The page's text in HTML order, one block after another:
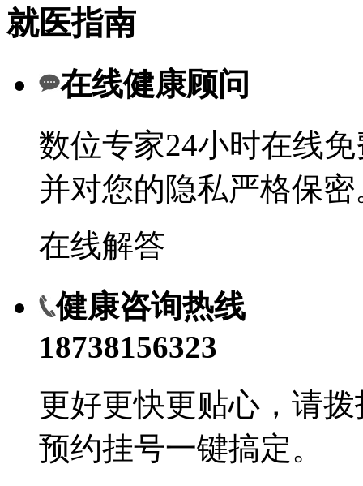
就医指南
在线健康顾问
数位专家24小时在线
并对您的隐私严格保密
在线解答
健康咨询热线
18738156323
更好更快更贴心，请
预约挂号一键搞定。